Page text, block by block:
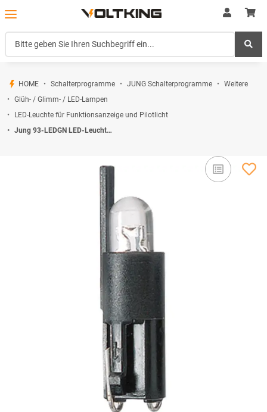
HOME Schalterprogramme JUNG Schalterprogramme
Weitere
Glüh- / Glimm- / LED-Lampen
LED-Leuchte für Funktionsanzeige und Pilotlicht
Jung 93-LEDGN LED-Leuchte 230 V, 0,5 mA Grün